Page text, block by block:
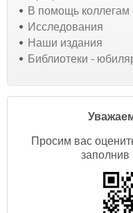
В помощь коллегам
Исследования
Наши издания
Библиотеки -
Просим вас
заполнив